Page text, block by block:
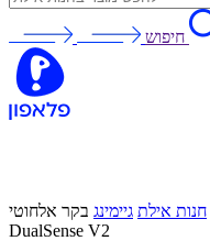
חיפוש
חנות אילת גיימינג בקר אלחוטי Sony PlayStation 5
DualSense V2